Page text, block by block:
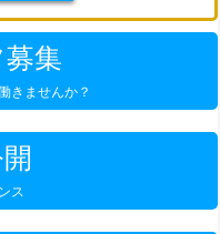
集
きませんか？
ス